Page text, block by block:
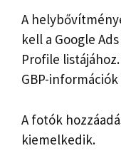
A
kell a Google
Profile
GBP-
A fotók
kiemelkedik.